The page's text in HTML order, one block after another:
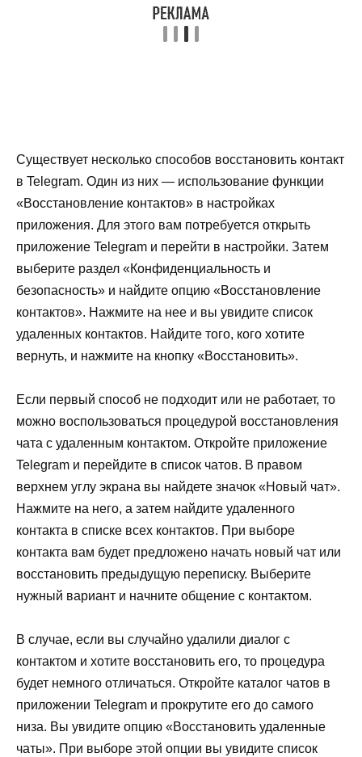
Существует несколько способов восстановить контакт
в Telegram. Один из них — использование функции
«Восстановление контактов» в настройках
приложения. Для этого вам потребуется открыть
приложение Telegram и перейти в настройки. Затем
выберите раздел «Конфиденциальность и
безопасность» и найдите опцию «Восстановление
контактов». Нажмите на нее и вы увидите список
удаленных контактов. Найдите того, кого хотите
вернуть, и нажмите на кнопку «Восстановить».
Если первый способ не подходит или не работает, то
можно воспользоваться процедурой восстановления
чата с удаленным контактом. Откройте приложение
Telegram и перейдите в список чатов. В правом
верхнем углу экрана вы найдете значок «Новый чат».
Нажмите на него, а затем найдите удаленного
контакта в списке всех контактов. При выборе
контакта вам будет предложено начать новый чат или
восстановить предыдущую переписку. Выберите
нужный вариант и начните общение с контактом.
В случае, если вы случайно удалили диалог с
контактом и хотите восстановить его, то процедура
будет немного отличаться. Откройте каталог чатов в
приложении Telegram и прокрутите его до самого
низа. Вы увидите опцию «Восстановить удаленные
чаты». При выборе этой опции вы увидите список